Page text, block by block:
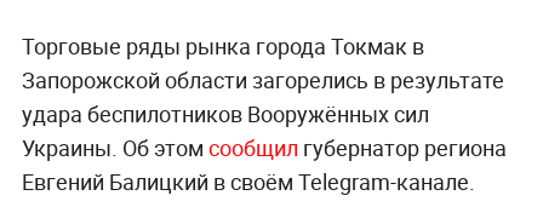
Торговые ряды рынка города Токмак в
Запорожской области загорелись в результате
удара беспилотников Вооружённых сил
Украины. Об этом сообщил губернатор региона
Евгений Балицкий в своём Telegram-канале.